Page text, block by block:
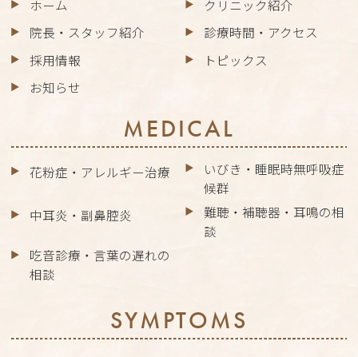
ホーム
クリニック紹介
院長・スタッフ紹介
診療時間・アクセス
採用情報
トピックス
お知らせ
MEDICAL
花粉症・アレルギー治療
いびき・睡眠時無呼吸症
候群
中耳炎・副鼻腔炎
難聴・補聴器・耳鳴の相
談
吃音診療・言葉の遅れの
相談
SYMPTOMS